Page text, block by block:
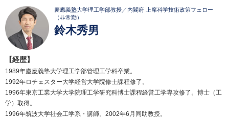
慶應義塾大学理工学部教授／内閣府 上席科学技術政策フェロー
（非常勤）
鈴木秀男
【経歴】
1989年慶應義塾大学理工学部管理工学科卒業。
1992年ロチェスター大学経営大学院修士課程修了。
1996年東京工業大学大学院理工学研究科博士課程経営工学専攻修了。博士（工
学）取得。
1996年筑波大学社会工学系・講師。2002年6月同助教授。